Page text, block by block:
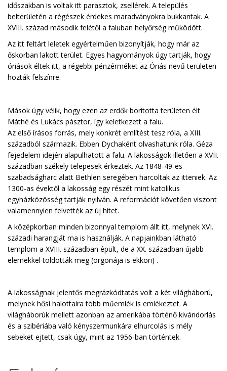
időszakban is voltak itt parasztok, zsellérek. A település
belterületén a régészek érdekes maradványokra bukkantak. A
XVIII. század második felétől a faluban helyőrség működött.
Az itt feltárt leletek egyértelműen bizonyítják, hogy már az
őskorban lakott terület. Egyes hagyományok úgy tartják, hogy
óriások éltek itt, a régebbi pénzérméket az Óriás nevű területen
hozták felszínre.
Mások úgy vélik, hogy ezen az erdők borította területen élt
Máthé és Lukács pásztor, így keletkezett a falu.
Az első írásos forrás, mely konkrét említést tesz róla, a XIII.
századból származik. Ebben Dychaként olvashatunk róla. Géza
fejedelem idején alapulhatott a falu. A lakosságok illetően a XVII.
században székely telepesek érkeztek. Az 1848-49-es
szabadságharc alatt Bethlen seregében harcoltak az itteniek. Az
1300-as évektől a lakosság egy részét mint katolikus
egyházközösség tartják nyilván. A reformációt követően viszont
valamennyien felvették az új hitet.
A középkorban minden bizonnyal templom állt itt, melynek XVI.
századi harangját ma is használják. A napjainkban látható
templom a XVIII. században épült, de a XX. században újabb
elemekkel toldották meg (orgonája is ekkori) .
A lakosságnak jelentős megrázkódtatás volt a két világháború,
melynek hősi halottaira több műemlék is emlékeztet. A
világháborúk mellett azonban az amerikába történő kivándorlás
és a szibériába való kényszermunkára elhurcolás is mély
sebeket ejtett, csak úgy, mint az 1956-ban történtek.